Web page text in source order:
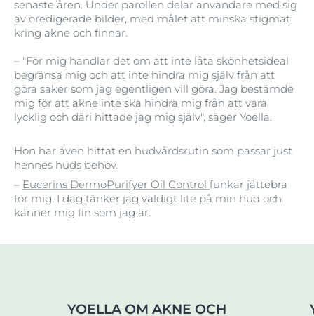
senaste åren. Under parollen delar användare med sig
av oredigerade bilder, med målet att minska stigmat
kring akne och finnar.
– "För mig handlar det om att inte låta skönhetsideal
begränsa mig och att inte hindra mig själv från att
göra saker som jag egentligen vill göra. Jag bestämde
mig för att akne inte ska hindra mig från att vara
lycklig och däri hittade jag mig själv", säger Yoella.
Hon har även hittat en hudvårdsrutin som passar just
hennes huds behov.
– Eucerins DermoPurifyer Oil Control funkar jättebra
för mig. I dag tänker jag väldigt lite på min hud och
känner mig fin som jag är.
YOELLA OM AKNE OCH